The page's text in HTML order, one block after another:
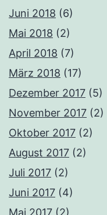
Juni 2018 (6)
Mai 2018 (2)
April 2018 (7)
März 2018 (17)
Dezember 2017 (5)
November 2017 (2)
Oktober 2017 (2)
August 2017 (2)
Juli 2017 (2)
Juni 2017 (4)
Mai 2017 (2)